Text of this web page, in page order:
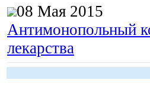
08 Мая 2015
Антимонопольный
лекарства